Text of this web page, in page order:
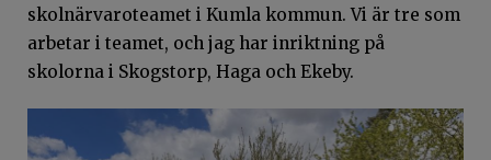
skolnärvaroteamet i Kumla kommun. Vi är tre som
arbetar i teamet, och jag har inriktning på
skolorna i Skogstorp, Haga och Ekeby.